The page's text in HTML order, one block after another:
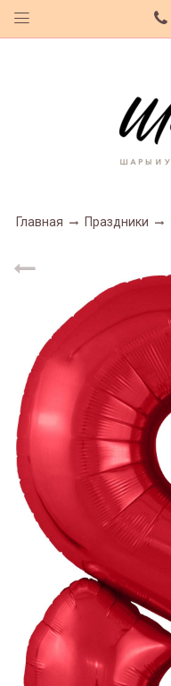
Главная Праздники